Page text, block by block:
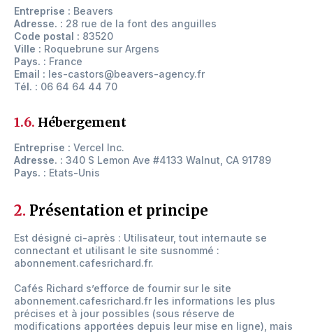
Entreprise : Beavers
Adresse. : 28 rue de la font des anguilles
Code postal : 83520
Ville : Roquebrune sur Argens
Pays. : France
Email : les-castors@beavers-agency.fr
Tél. : 06 64 64 44 70
1.6. Hébergement
Entreprise : Vercel Inc.
Adresse. : 340 S Lemon Ave #4133 Walnut, CA 91789
Pays. : Etats-Unis
2. Présentation et principe
Est désigné ci-après : Utilisateur, tout internaute se
connectant et utilisant le site susnommé :
abonnement.cafesrichard.fr.
Cafés Richard s’efforce de fournir sur le site
abonnement.cafesrichard.fr les informations les plus
précises et à jour possibles (sous réserve de
modifications apportées depuis leur mise en ligne), mais